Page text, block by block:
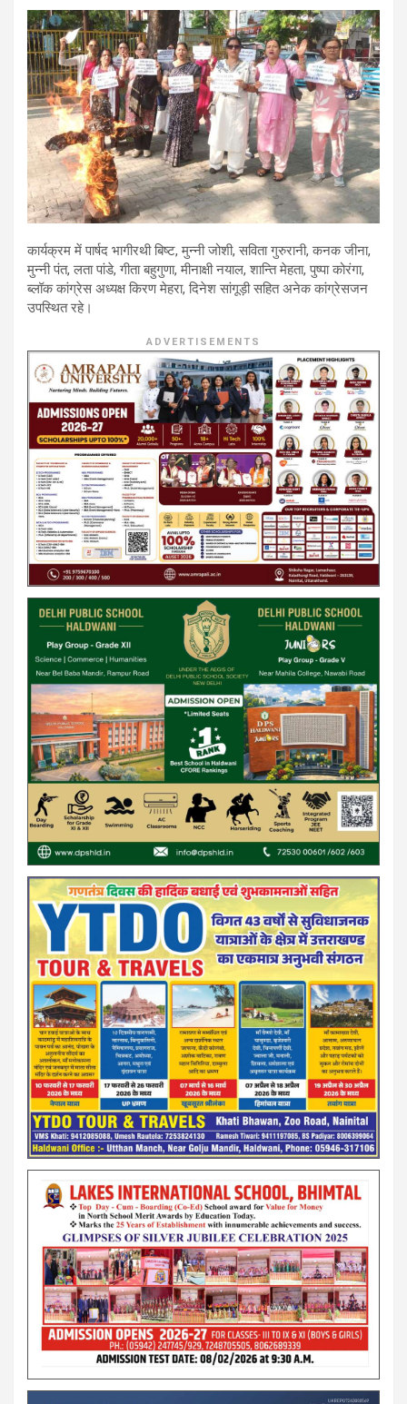
कार्यक्रम में पार्षद भागीरथी बिष्ट, मुन्नी जोशी, सविता गुरुरानी, कनक जीना,
मुन्नी पंत, लता पांडे, गीता बहुगुणा, मीनाक्षी नयाल, शान्ति मेहता, पुष्पा कोरंगा,
ब्लॉक कांग्रेस अध्यक्ष किरण मेहरा, दिनेश सांगूड़ी सहित अनेक कांग्रेसजन
उपस्थित रहे।
ADVERTISEMENTS